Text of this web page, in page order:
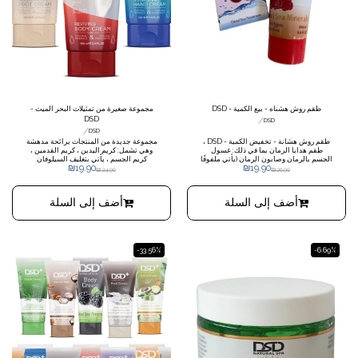
طقم روش هشناه - بيع الكمية - DSD
DSD
/
طقم روش هشانة - تخفيض الكمية - DSD ،
طقم هدايا الرمان بما في ذلك: غسول
الجسم بالرمان وصابون الرمان (يأتي ملفوفًا
في السيلوفان)
₪26.90
₪19.90
أضف إلى السلة
مجموعة صغيرة من تمثيلات البحر الميت -
DSD
DSD
/
مجموعة جديدة من المنتجات برائحة مدهشة
وهي تشمل: كريم اليدين ، كريم القدمين ،
كريم الجسم ، يأتي بتغليف السيلوفان
₪24.90
₪19.90
أضف إلى السلة
-6.69%
-33.56%